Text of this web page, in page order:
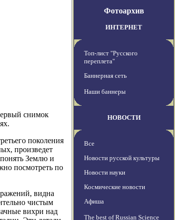
снимок
поколения
произведет
Землю и
посмотреть по
видна
чистым
вихри над
Фотоархив
ИНТЕРНЕТ
Топ-лист "Русского
переплета"
Баннерная сеть
Наши баннеры
НОВОСТИ
Все
Новости русской культуры
Новости науки
Космические новости
Афиша
The best of Russian Science